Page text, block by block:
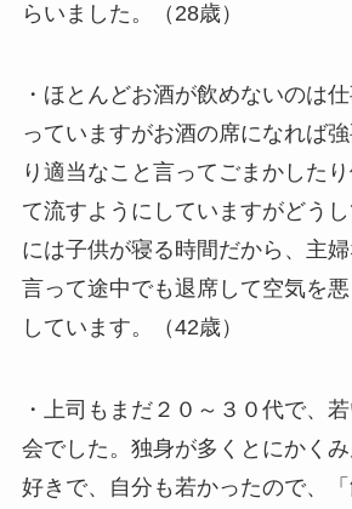
らいました。（28歳）
・ほとんどお酒が飲めないのは
っていますがお酒の席になれば
り適当なこと言ってごまかした
て流すようにしていますがどう
には子供が寝る時間だから、主
言って途中でも退席して空気を
しています。（42歳）
・上司もまだ２０～３０代で、
会でした。独身が多くとにかく
好きで、自分も若かったので、